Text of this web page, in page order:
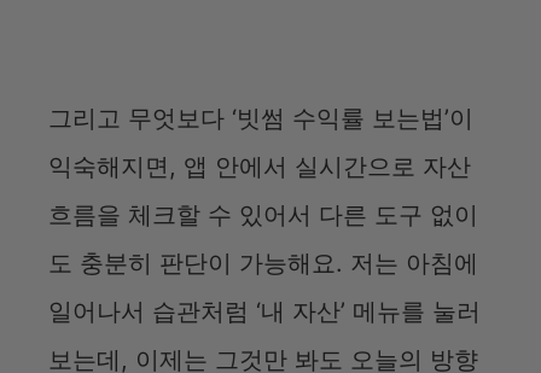
그리고 무엇보다 ‘빗썸 수익률 보는법’이
익숙해지면, 앱 안에서 실시간으로 자산
흐름을 체크할 수 있어서 다른 도구 없이
도 충분히 판단이 가능해요. 저는 아침에
일어나서 습관처럼 ‘내 자산’ 메뉴를 눌러
보는데, 이제는 그것만 봐도 오늘의 방향